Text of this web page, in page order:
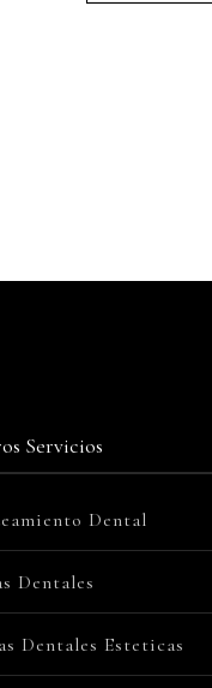
Servicios
Dental
Dentales
Dentales Esteticas